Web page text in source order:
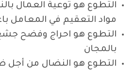
التطوع هو توعية العمال
مواد التعقيم في المعامل
التطوع هو احراج وفضح
بالمجان
التطوع هو النضال من أجل